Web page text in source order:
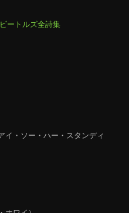
ビートルズ全詩集
アイ・ソー・ハー・スタンディ